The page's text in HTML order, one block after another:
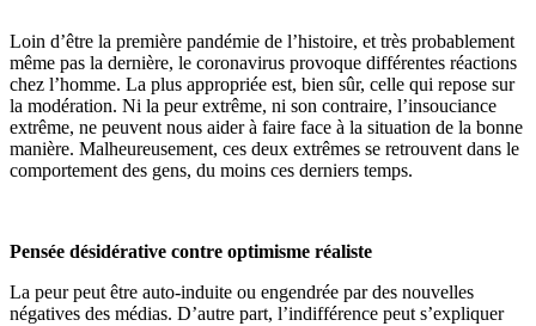
Loin d’être la première pandémie de l’histoire, et très probablement
même pas la dernière, le coronavirus provoque différentes réactions
chez l’homme. La plus appropriée est, bien sûr, celle qui repose sur
la modération. Ni la peur extrême, ni son contraire, l’insouciance
extrême, ne peuvent nous aider à faire face à la situation de la bonne
manière. Malheureusement, ces deux extrêmes se retrouvent dans le
comportement des gens, du moins ces derniers temps.
Pensée désidérative contre optimisme réaliste
La peur peut être auto-induite ou engendrée par des nouvelles
négatives des médias. D’autre part, l’indifférence peut s’expliquer